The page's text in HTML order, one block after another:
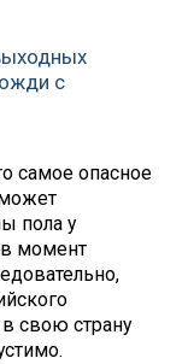
с
самое опасное
может
пола у
момент
свою страну